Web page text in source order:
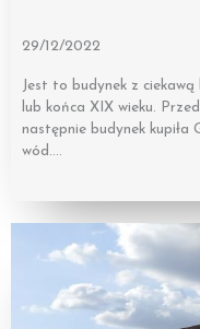
29/12/2022
Jest to budynek z
lub końca XIX wieku.
następnie budynek kupiła
wód….